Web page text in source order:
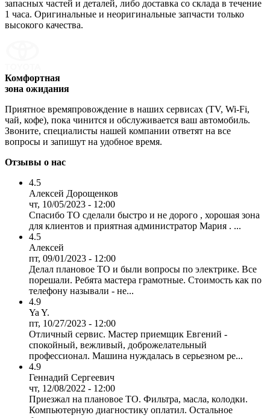
запасных частей и деталей, либо доставка со склада в течение
1 часа. Оригинальные и неоригинальные запчасти только
высокого качества.
Комфортная
зона ожидания
Приятное времяпровождение в наших сервисах (TV, Wi-Fi,
чай, кофе), пока чинится и обслуживается ваш автомобиль.
Звоните, специалисты нашей компании ответят на все
вопросы и запишут на удобное время.
Отзывы о нас
4.5
Алексей Дорощенков
чт, 10/05/2023 - 12:00
Спасибо ТО сделали быстро и не дорого , хорошая зона
для клиентов и приятная администратор Мария . ...
4.5
Алексей
пт, 09/01/2023 - 12:00
Делал плановое ТО и были вопросы по электрике. Все
порешали. Ребята мастера грамотные. Стоимость как по
телефону называли - не...
4.9
Ya Y.
пт, 10/27/2023 - 12:00
Отличный сервис. Мастер приемщик Евгений -
спокойный, вежливый, доброжелательный
профессионал. Машина нуждалась в серьезном ре...
4.9
Геннадий Сергеевич
чт, 12/08/2022 - 12:00
Приезжал на плановое ТО. Фильтра, масла, колодки.
Компьютерную диагностику оплатил. Остальное